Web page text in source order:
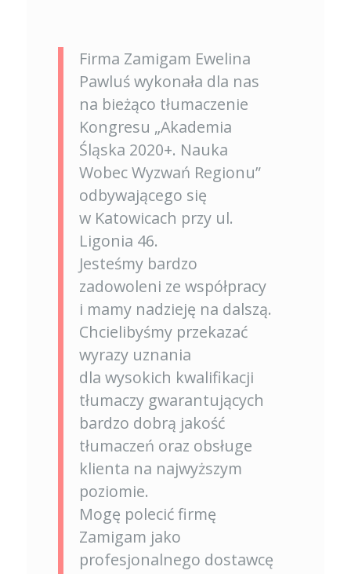
Firma Zamigam Ewelina
Pawluś wykonała dla nas
na bieżąco tłumaczenie
Kongresu „Akademia
Śląska 2020+. Nauka
Wobec Wyzwań Regionu”
odbywającego się
w Katowicach przy ul.
Ligonia 46.
Jesteśmy bardzo
zadowoleni ze współpracy
i mamy nadzieję na dalszą.
Chcielibyśmy przekazać
wyrazy uznania
dla wysokich kwalifikacji
tłumaczy gwarantujących
bardzo dobrą jakość
tłumaczeń oraz obsługe
klienta na najwyższym
poziomie.
Mogę polecić firmę
Zamigam jako
profesjonalnego dostawcę